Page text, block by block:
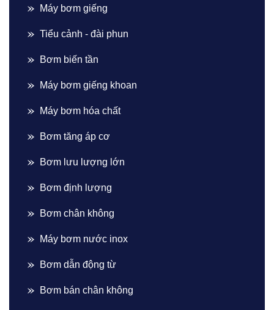
Máy bơm giếng
Tiểu cảnh - đài phun
Bơm biến tần
Máy bơm giếng khoan
Máy bơm hóa chất
Bơm tăng áp cơ
Bơm lưu lượng lớn
Bơm định lượng
Bơm chân không
Máy bơm nước inox
Bơm dẫn động từ
Bơm bán chân không